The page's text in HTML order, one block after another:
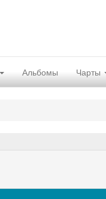
Альбомы Чарты